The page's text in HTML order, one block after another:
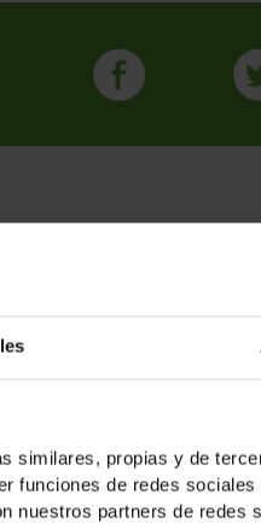
similares, propias y de
funciones de redes
nuestros partners de redes